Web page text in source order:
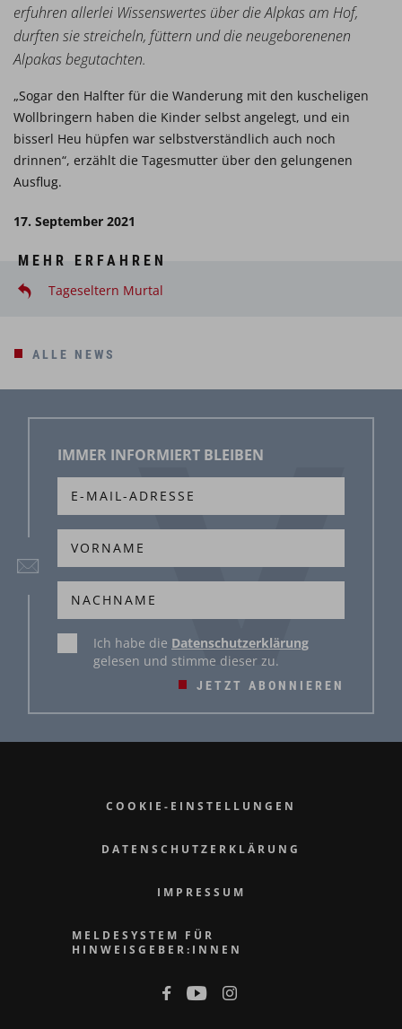
erfuhren allerlei Wissenswertes über die Alpkas am Hof,
durften sie streicheln, füttern und die neugeborenenen
Alpakas begutachten.
„Sogar den Halfter für die Wanderung mit den kuscheligen
Wollbringern haben die Kinder selbst angelegt, und ein
bisserl Heu hüpfen war selbstverständlich auch noch
drinnen“, erzählt die Tagesmutter über den gelungenen
Ausflug.
17. September 2021
MEHR ERFAHREN
Tageseltern Murtal
ALLE NEWS
IMMER INFORMIERT BLEIBEN
JETZT ABONNIEREN
Ich habe die Datenschutzerklärung
gelesen und stimme dieser zu.
COOKIE-EINSTELLUNGEN
DATENSCHUTZERKLÄRUNG
IMPRESSUM
MELDESYSTEM FÜR
HINWEISGEBER:INNEN